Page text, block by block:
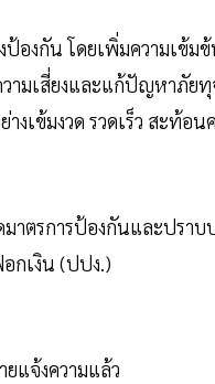
ป้องกัน โดยเพิ่มความเข้
ามเสี่ยงและแก้ปัญหาภัยทุ
เข้มงวด รวดเร็ว สะท้อน
ตรการป้องกันและปราบ
กเงิน (ปปง.)
แจ้งความแล้ว